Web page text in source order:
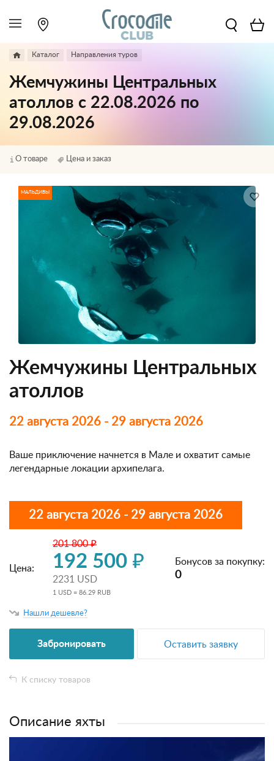
Каталог Направления туров
Жемчужины Центральных
атоллов с 22.08.2026 по
29.08.2026
О товаре Цена и заказ
МАЛЬДИВЫ
Жемчужины Центральных
атоллов
22 августа 2026 - 29 августа 2026
Ваше приключение начнется в Мале и охватит самые
легендарные локации архипелага.
22 августа 2026 - 29 августа 2026
Цена:
201 800 ₽
192 500 ₽
2231 USD
1 USD = 86.29 RUB
Бонусов за покупку:
0
Нашли дешевле?
Забронировать Оставить заявку
К списку товаров
Описание яхты